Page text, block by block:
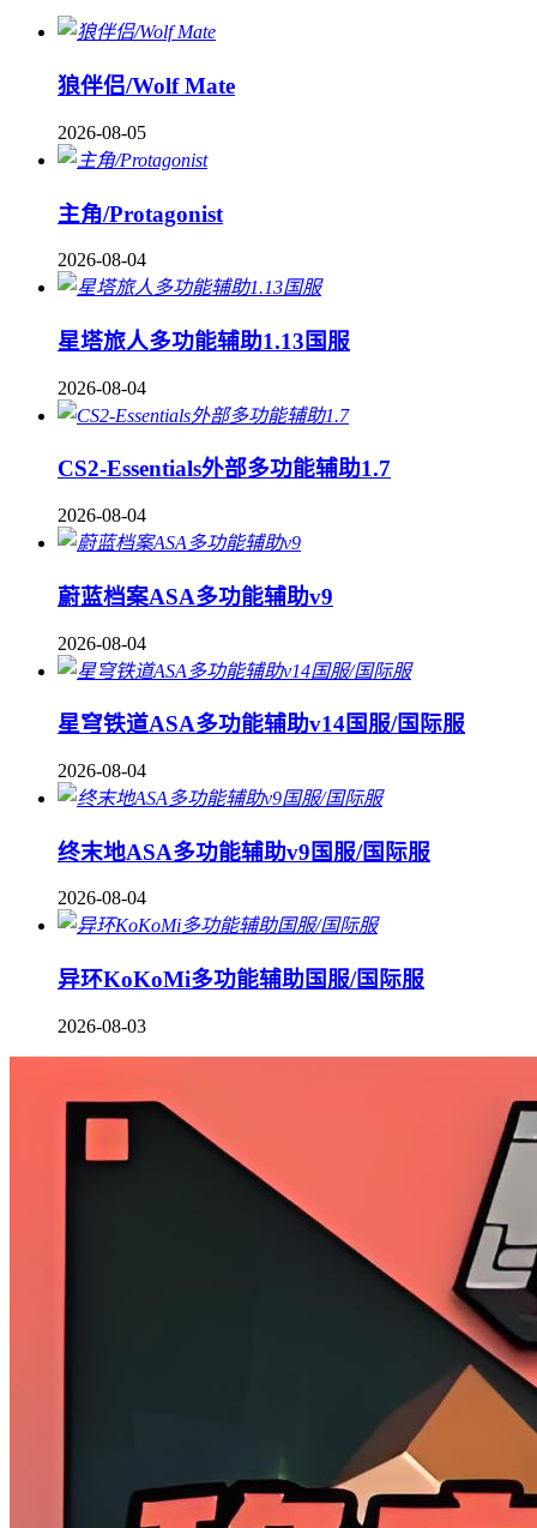
狼伴侣/Wolf Mate
2026-08-05
主角/Protagonist
2026-08-04
星塔旅人多功能辅助1.13国服
2026-08-04
CS2-Essentials外部多功能辅助1.7
2026-08-04
蔚蓝档案ASA多功能辅助v9
2026-08-04
星穹铁道ASA多功能辅助v14国服/国际服
2026-08-04
终末地ASA多功能辅助v9国服/国际服
2026-08-04
异环KoKoMi多功能辅助国服/国际服
2026-08-03